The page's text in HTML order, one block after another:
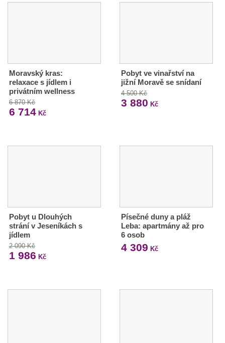
Moravský kras:
relaxace s jídlem i
privátním wellness
6 870 Kč
6 714 Kč
Pobyt ve vinařství na
jižní Moravě se snídaní
4 500 Kč
3 880 Kč
Pobyt u Dlouhých
strání v Jeseníkách s
jídlem
2 090 Kč
1 986 Kč
Písečné duny a pláž
Leba: apartmány až pro
6 osob
4 309 Kč